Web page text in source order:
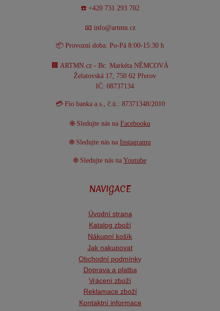
☎️ +420 731 293 702
📧 info@artmn.cz
📦 Provozní doba: Po-Pá 8:00-15:30 h
🏢 ARTMN.cz - Bc. Markéta NĚMCOVÁ
Želatovská 17, 750 02 Přerov
IČ: 08737134
💳 Fio banka a.s., č.ú.: 87371348/2010
🌐 Sledujte nás na Facebooku
🌐 Sledujte nás na Instagramu
🌐 Sledujte nás na Youtube
NAVIGACE
Úvodní strana
Katalog zboží
Nákupní košík
Jak nakupovat
Obchodní podmínky
Doprava a platba
Vrácení zboží
Reklamace zboží
Kontaktní informace